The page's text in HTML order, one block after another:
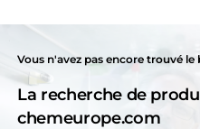
Vous n'avez pas encore trouvé
La recherche de
chemeurope.com